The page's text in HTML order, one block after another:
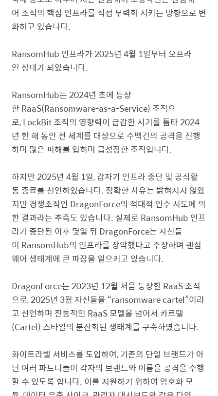
어 조직의 핵심 인프라를 직접 무력화 시키는 방향으로 변
화하고 있습니다.
RansomHub 인프라가 2025년 4월 1일부터 오프라
인 상태가 되었습니다.
RansomHub는 2024년 초에 등장
한 RaaS(Ransomware-as-a-Service) 조직으
로, LockBit 조직의 영향력이 급감한 시기를 틈타 2024
년 한 해 동안 전 세계를 대상으로 수백건의 공격을 진행
하며 많은 피해를 입히며 급성장한 조직입니다.
하지만 2025년 4월 1일, 갑자기 인프라 중단 및 공식활
동 종료를 선언하였습니다. 정확한 사유는 밝혀지지 않았
지만 경쟁조직인 DragonForce의 적대적 인수 시도에 의
한 결과라는 추측도 있습니다. 실제로 RansomHub 인프
라가 중단된 이후 몇일 뒤 DragonForce는 자신들
이 RansomHub의 인프라를 장악했다고 주장하며 랜섬
웨어 생태계에 큰 파장을 일으키고 있습니다.
DragonForce는 2023년 12월 처음 등장한 RaaS 조직
으로, 2025년 3월 자신들을 “ransomware cartel”이라
고 선언하며 전통적인 RaaS 모델을 넘어서 카르텔
(Cartel) 스타일의 분산화된 생태계를 구축하였습니다.
화이트라벨 서비스를 도입하여, 기존의 단일 브랜드가 아
닌 여러 파트너들이 각자의 브랜드와 이름을 공격을 수행
할 수 있도록 합니다. 이를 지원하기 위하여 암호화 모